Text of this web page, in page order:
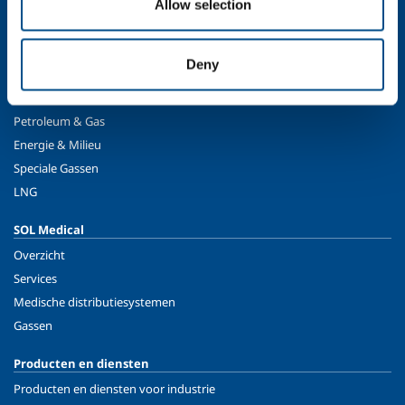
Allow selection
Deny
Eten & Drinken
Petroleum & Gas
Energie & Milieu
Speciale Gassen
LNG
SOL Medical
Overzicht
Services
Medische distributiesystemen
Gassen
Producten en diensten
Producten en diensten voor industrie